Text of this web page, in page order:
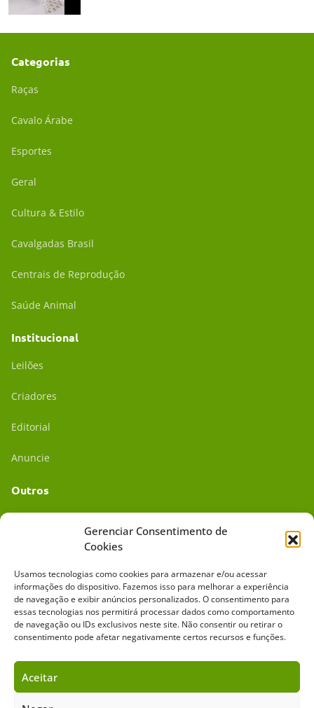
Gerenciar Consentimento de
Cookies
Usamos tecnologias como cookies para armazenar e/ou acessar
informações do dispositivo. Fazemos isso para melhorar a experiência
de navegação e exibir anúncios personalizados. O consentimento para
essas tecnologias nos permitirá processar dados como comportamento
de navegação ou IDs exclusivos neste site. Não consentir ou retirar o
consentimento pode afetar negativamente certos recursos e funções.
Aceitar
Categorias
Raças
Cavalo Árabe
Esportes
Geral
Cultura & Estilo
Cavalgadas Brasil
Centrais de Reprodução
Saúde Animal
Institucional
Leilões
Criadores
Editorial
Anuncie
Outros
Mídia Kit
Sobre o Cavalus Leilões Anuncie